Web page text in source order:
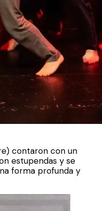
contaron con un
estupendas y se
forma profunda y